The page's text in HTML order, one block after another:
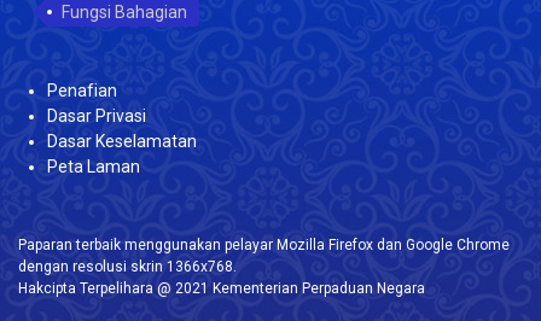
Fungsi Bahagian
Penafian
Dasar Privasi
Dasar Keselamatan
Peta Laman
Paparan terbaik menggunakan pelayar Mozilla Firefox dan Google Chrome
dengan resolusi skrin 1366x768.
Hakcipta Terpelihara @ 2021 Kementerian Perpaduan Negara